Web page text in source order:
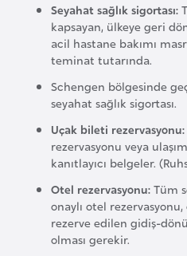
Seyahat sağlık sigortası:
kapsayan, ülkeye geri
acil hastane bakımı
teminat tutarında.
Schengen bölgesinde
seyahat sağlık sigortası.
Uçak bileti rezervasyonu:
rezervasyonu veya
kanıtlayıcı belgeler.
Otel rezervasyonu:Tüm
onaylı otel
rezerve edilen gidiş-
olması gerekir.